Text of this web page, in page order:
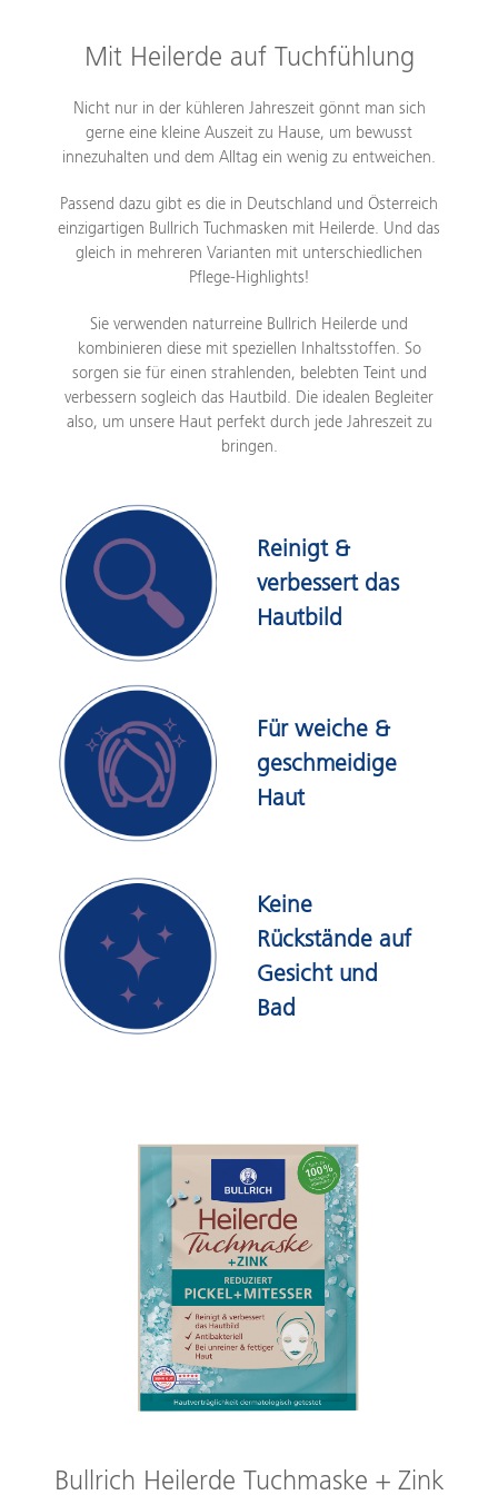
Mit Heilerde auf Tuchfühlung
Nicht nur in der kühleren Jahreszeit gönnt man sich
gerne eine kleine Auszeit zu Hause, um bewusst
innezuhalten und dem Alltag ein wenig zu entweichen.
Passend dazu gibt es die in Deutschland und Österreich
einzigartigen Bullrich Tuchmasken mit Heilerde. Und das
gleich in mehreren Varianten mit unterschiedlichen
Pflege-Highlights!
Sie verwenden naturreine Bullrich Heilerde und
kombinieren diese mit speziellen Inhaltsstoffen. So
sorgen sie für einen strahlenden, belebten Teint und
verbessern sogleich das Hautbild. Die idealen Begleiter
also, um unsere Haut perfekt durch jede Jahreszeit zu
bringen.
Reinigt &
verbessert das
Hautbild
Für weiche &
geschmeidige
Haut
Keine
Rückstände auf
Gesicht und
Bad
Bullrich Heilerde Tuchmaske + Zink